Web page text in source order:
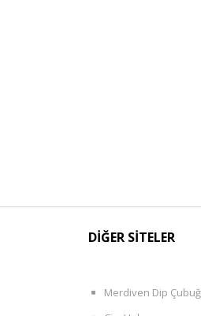
DİĞER SİTELER
Merdiven Dip